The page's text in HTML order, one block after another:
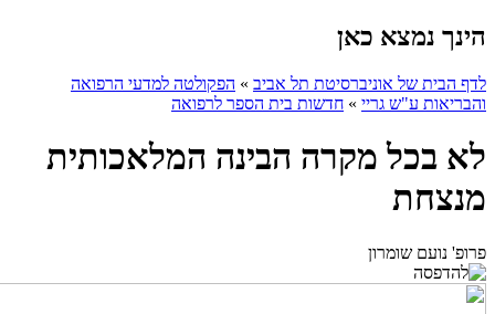
הינך נמצא כאן
לדף הבית של אוניברסיטת תל אביב » הפקולטה למדעי הרפואה
והבריאות ע"ש גריי » חדשות בית הספר לרפואה
לא בכל מקרה הבינה המלאכותית
מנצחת
פרופ' נועם שומרון